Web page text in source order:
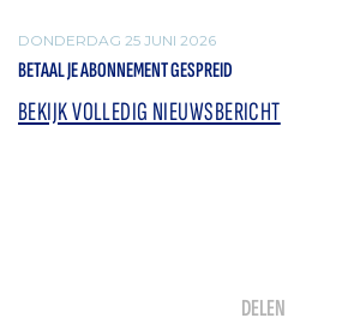
DONDERDAG 25 JUNI 2026
BETAAL JE ABONNEMENT GESPREID
BEKIJK VOLLEDIG NIEUWSBERICHT
DELEN